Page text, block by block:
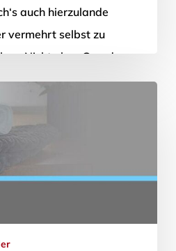
auch hierzulande
vermehrt selbst zu
Nicht ohne Grund:
und ausgewogen